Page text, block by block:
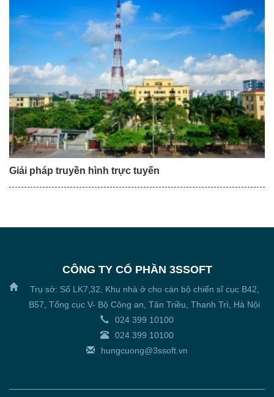
Giải pháp truyền hình trực tuyến
CÔNG TY CỔ PHẦN 3SSOFT
Trụ sở: Số LK7,32, Khu nhà ở cho cán bộ chiến sĩ cục B42,
B57, Tổng cục V- Bộ Công an, Tân Triều, Thanh Trì, Hà Nội
024 399 10100
024 399 10100
hungcuong@3ssoft.vn